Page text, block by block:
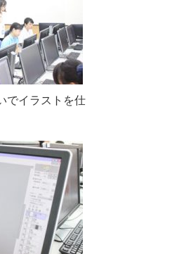
でイラストを仕